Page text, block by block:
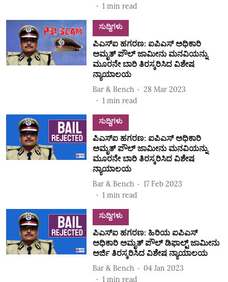
1 min read
ಸುದ್ದಿಗಳು
ಪಿಎಸ್‌ಐ ಹಗರಣ: ಐಪಿಎಸ್‌ ಅಧಿಕಾರಿ
ಅಮೃತ್‌ ಪೌಲ್‌ ಜಾಮೀನು ಮನವಿಯನ್ನು
ಮೂರನೇ ಬಾರಿ ತಿರಸ್ಕರಿಸಿದ ವಿಶೇಷ
ನ್ಯಾಯಾಲಯ
Bar & Bench
28 Mar 2023
1 min read
ಸುದ್ದಿಗಳು
ಪಿಎಸ್‌ಐ ಹಗರಣ: ಐಪಿಎಸ್‌ ಅಧಿಕಾರಿ
ಅಮೃತ್‌ ಪೌಲ್‌ ಜಾಮೀನು ಮನವಿಯನ್ನು
ಮೂರನೇ ಬಾರಿ ತಿರಸ್ಕರಿಸಿದ ವಿಶೇಷ
ನ್ಯಾಯಾಲಯ
Bar & Bench
17 Feb 2023
1 min read
ಸುದ್ದಿಗಳು
ಪಿಎಸ್‌ಐ ಹಗರಣ: ಹಿರಿಯ ಐಪಿಎಸ್‌
ಅಧಿಕಾರಿ ಅಮೃತ್‌ ಪೌಲ್‌ ಡಿಫಾಲ್ಟ್‌ ಜಾಮೀನು
ಅರ್ಜಿ ತಿರಸ್ಕರಿಸಿದ ವಿಶೇಷ ನ್ಯಾಯಾಲಯ
Bar & Bench
04 Jan 2023
1 min read